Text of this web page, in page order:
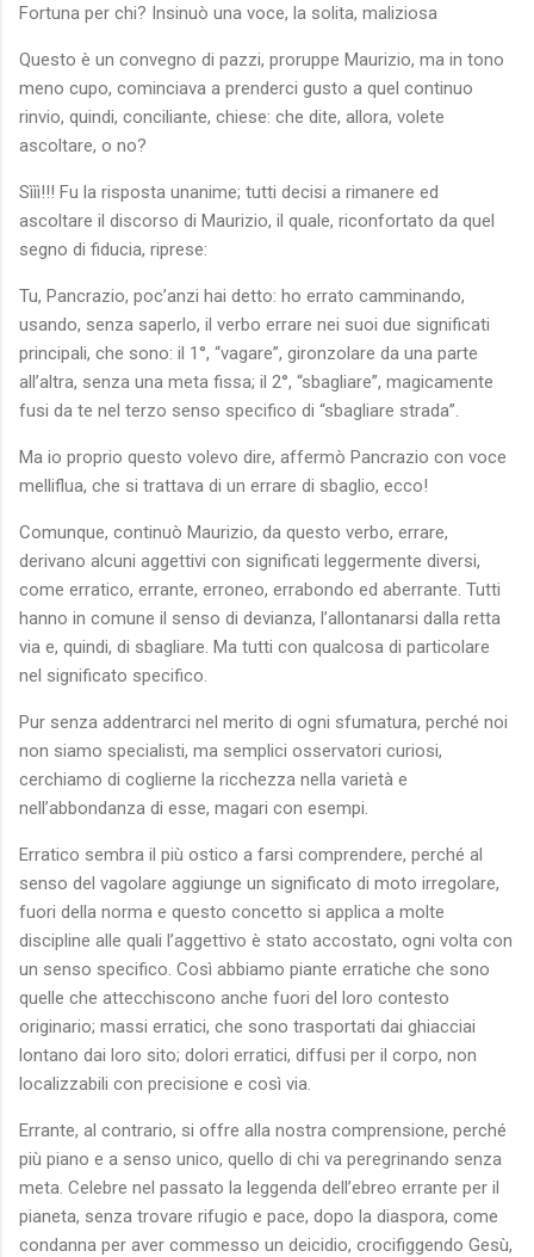
Fortuna per chi? Insinuò una voce, la solita, maliziosa
Questo è un convegno di pazzi, proruppe Maurizio, ma in tono
meno cupo, cominciava a prenderci gusto a quel continuo
rinvio, quindi, conciliante, chiese: che dite, allora, volete
ascoltare, o no?
Sììì!!! Fu la risposta unanime; tutti decisi a rimanere ed
ascoltare il discorso di Maurizio, il quale, riconfortato da quel
segno di fiducia, riprese:
Tu, Pancrazio, poc’anzi hai detto: ho errato camminando,
usando, senza saperlo, il verbo errare nei suoi due significati
principali, che sono: il 1°, “vagare”, gironzolare da una parte
all’altra, senza una meta fissa; il 2°, “sbagliare”, magicamente
fusi da te nel terzo senso specifico di “sbagliare strada”.
Ma io proprio questo volevo dire, affermò Pancrazio con voce
melliflua, che si trattava di un errare di sbaglio, ecco!
Comunque, continuò Maurizio, da questo verbo, errare,
derivano alcuni aggettivi con significati leggermente diversi,
come erratico, errante, erroneo, errabondo ed aberrante. Tutti
hanno in comune il senso di devianza, l’allontanarsi dalla retta
via e, quindi, di sbagliare. Ma tutti con qualcosa di particolare
nel significato specifico.
Pur senza addentrarci nel merito di ogni sfumatura, perché noi
non siamo specialisti, ma semplici osservatori curiosi,
cerchiamo di coglierne la ricchezza nella varietà e
nell’abbondanza di esse, magari con esempi.
Erratico sembra il più ostico a farsi comprendere, perché al
senso del vagolare aggiunge un significato di moto irregolare,
fuori della norma e questo concetto si applica a molte
discipline alle quali l’aggettivo è stato accostato, ogni volta con
un senso specifico. Così abbiamo piante erratiche che sono
quelle che attecchiscono anche fuori del loro contesto
originario; massi erratici, che sono trasportati dai ghiacciai
lontano dai loro sito; dolori erratici, diffusi per il corpo, non
localizzabili con precisione e così via.
Errante, al contrario, si offre alla nostra comprensione, perché
più piano e a senso unico, quello di chi va peregrinando senza
meta. Celebre nel passato la leggenda dell’ebreo errante per il
pianeta, senza trovare rifugio e pace, dopo la diaspora, come
condanna per aver commesso un deicidio, crocifiggendo Gesù,